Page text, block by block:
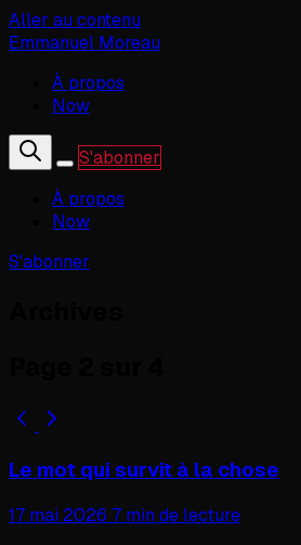
Aller au contenu
Emmanuel Moreau
À propos
Now
S'abonner
À propos
Now
S'abonner
Le mot qui survit à la chose
17 mai 2026 7 min de lecture